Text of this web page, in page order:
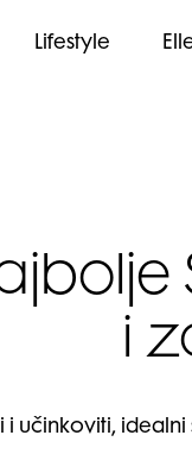
Lifestyle
i
i učinkoviti,